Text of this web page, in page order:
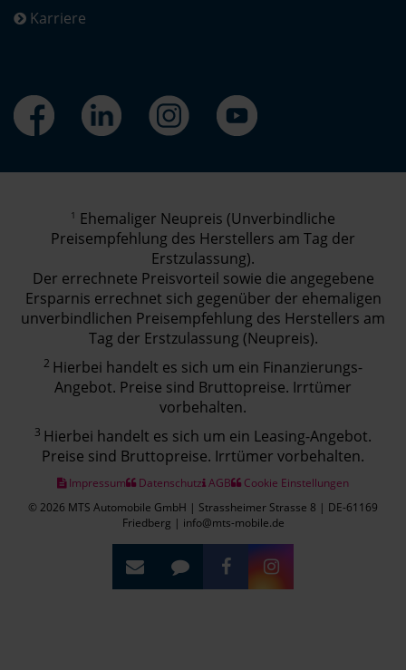
Karriere
1 Ehemaliger Neupreis (Unverbindliche
Preisempfehlung des Herstellers am Tag der
Erstzulassung).
Der errechnete Preisvorteil sowie die angegebene
Ersparnis errechnet sich gegenüber der ehemaligen
unverbindlichen Preisempfehlung des Herstellers am
Tag der Erstzulassung (Neupreis).
2 Hierbei handelt es sich um ein Finanzierungs-
Angebot. Preise sind Bruttopreise. Irrtümer
vorbehalten.
3 Hierbei handelt es sich um ein Leasing-Angebot.
Preise sind Bruttopreise. Irrtümer vorbehalten.
Impressum Datenschutz AGB
Cookie Einstellungen
© 2026 MTS Automobile GmbH | Strassheimer Strasse 8 | DE-61169
Friedberg | info@mts-mobile.de